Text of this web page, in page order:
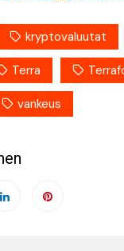
kryptovaluutat
Terra
vankeus